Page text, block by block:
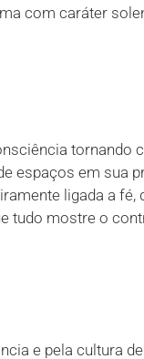
com caráter
tornando
espaços em sua
ligada a fé,
tudo mostre o
e pela cultura